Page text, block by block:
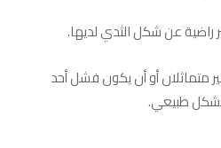
راضية عن شكل الثدي لديها.
متماثلان أو أن يكون فشل أحد
بشكل طبيعي.